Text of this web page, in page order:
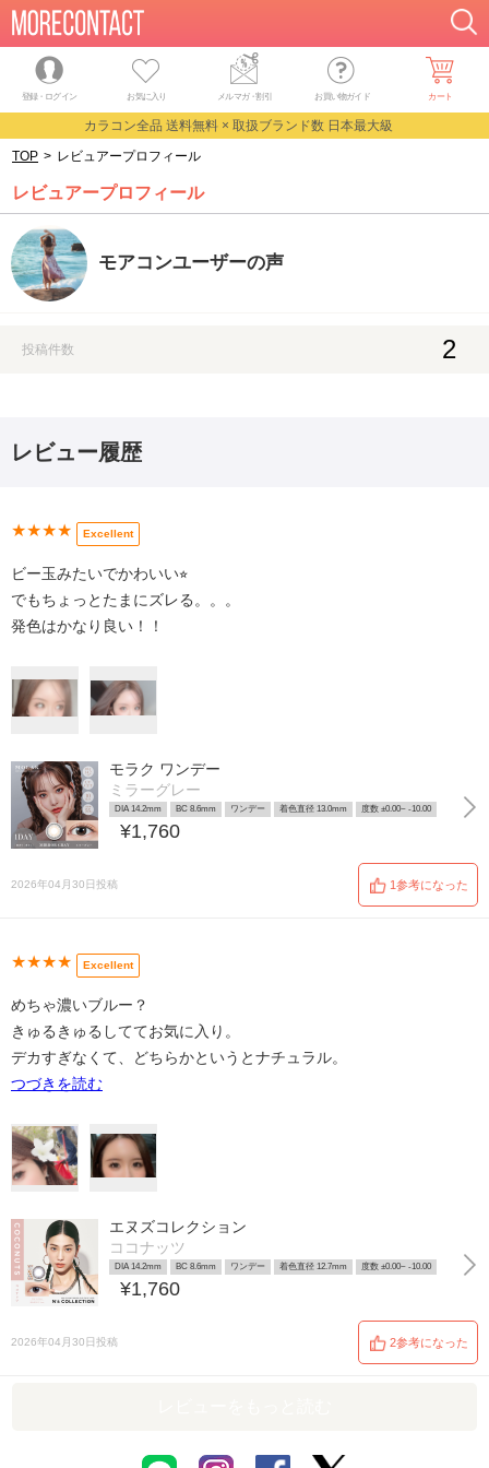
登録・ログイン お気に入り メルマガ・割引 お買い物ガイド カート
カラコン全品 送料無料 × 取扱ブランド数 日本最大級
TOP > レビュアープロフィール
レビュアープロフィール
モアコンユーザーの声
投稿件数 2
レビュー履歴
★★★★ Excellent
ビー玉みたいでかわいい⭐︎
でもちょっとたまにズレる。。。
発色はかなり良い！！
モラク ワンデー
ミラーグレー
DIA 14.2mm BC 8.6mm ワンデー 着色直径 13.0mm 度数 ±0.00~ -10.00
¥1,760
2026年04月30日投稿 1参考になった
★★★★ Excellent
めちゃ濃いブルー？
きゅるきゅるしててお気に入り。
デカすぎなくて、どちらかというとナチュラル。
つづきを読む
エヌズコレクション
ココナッツ
DIA 14.2mm BC 8.6mm ワンデー 着色直径 12.7mm 度数 ±0.00~ -10.00
¥1,760
2026年04月30日投稿 2参考になった